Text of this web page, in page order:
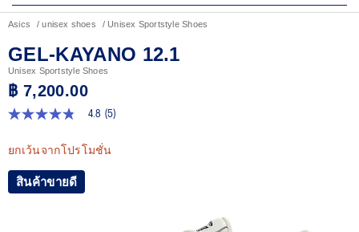
Asics unisex shoes Unisex Sportstyle Shoes
GEL-KAYANO 12.1
Unisex Sportstyle Shoes
฿ 7,200.00
4.8
5
ดาว
ค่า
คะแนน
เฉลี่ย
4.8 (5)
ยกเว้นจากโปรโมชั่น
สินค้าขายดี